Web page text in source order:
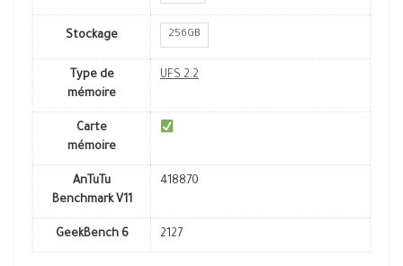
Stockage 256GB
Type de
mémoire
UFS 2.2
Carte
mémoire
AnTuTu
Benchmark V11
418870
GeekBench 6 2127